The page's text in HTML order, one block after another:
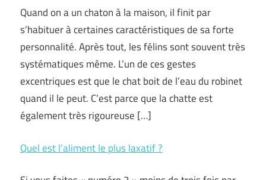
Quand on a un chaton à la maison, il finit par
s’habituer à certaines caractéristiques de sa forte
personnalité. Après tout, les félins sont souvent très
systématiques même. L’un de ces gestes
excentriques est que le chat boit de l’eau du robinet
quand il le peut. C’est parce que la chatte est
également très rigoureuse […]
Quel est l’aliment le plus laxatif ?